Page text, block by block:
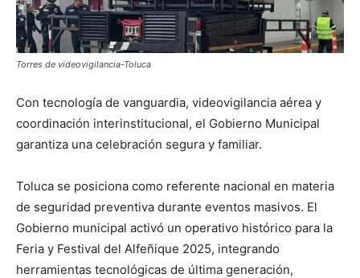
Torres de videovigilancia-Toluca
Con tecnología de vanguardia, videovigilancia aérea y
coordinación interinstitucional, el Gobierno Municipal
garantiza una celebración segura y familiar.
Toluca se posiciona como referente nacional en materia
de seguridad preventiva durante eventos masivos. El
Gobierno municipal activó un operativo histórico para la
Feria y Festival del Alfeñique 2025, integrando
herramientas tecnológicas de última generación,